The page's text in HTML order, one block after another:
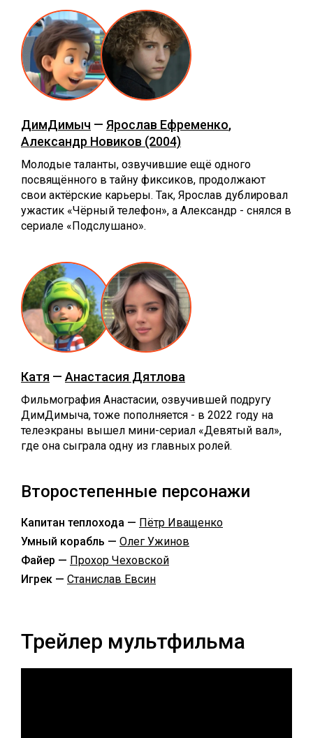
ДимДимыч — Ярослав Ефременко,
Александр Новиков (2004)
Молодые таланты, озвучившие ещё одного
посвящённого в тайну фиксиков, продолжают
свои актёрские карьеры. Так, Ярослав дублировал
ужастик «Чёрный телефон», а Александр - снялся в
сериале «Подслушано».
Катя — Анастасия Дятлова
Фильмография Анастасии, озвучившей подругу
ДимДимыча, тоже пополняется - в 2022 году на
телеэкраны вышел мини-сериал «Девятый вал»,
где она сыграла одну из главных ролей.
Второстепенные персонажи
Капитан теплохода — Пётр Иващенко
Умный корабль — Олег Ужинов
Файер — Прохор Чеховской
Игрек — Станислав Евсин
Трейлер мультфильма